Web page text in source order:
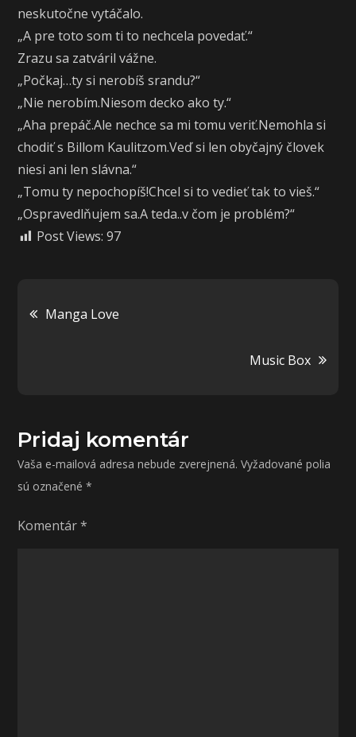
neskutočne vytáčalo.
„A pre toto som ti to nechcela povedať.“
Zrazu sa zatváril vážne.
„Počkaj…ty si nerobíš srandu?“
„Nie nerobím.Niesom decko ako ty.“
„Aha prepáč.Ale nechce sa mi tomu veriť.Nemohla si
chodiť s Billom Kaulitzom.Veď si len obyčajný človek
niesi ani len slávna.“
„Tomu ty nepochopíš!Chcel si to vedieť tak to vieš.“
„Ospravedlňujem sa.A teda..v čom je problém?“
Post Views: 97
Navigácia
Manga Love
Music Box
Pridaj komentár
Vaša e-mailová adresa nebude zverejnená. Vyžadované polia
sú označené*
Komentár*